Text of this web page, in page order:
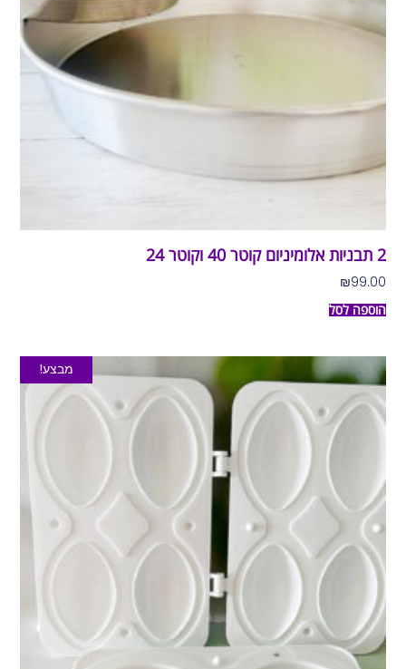
2 תבניות אלומיניום קוטר 40 וקוטר 24
₪99.00
הוספה לסל
מבצע!